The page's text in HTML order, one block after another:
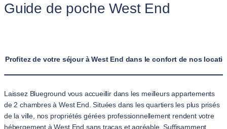
Guide de poche West End
Profitez de votre séjour à West End dans le confort de nos
Laissez Blueground vous accueillir dans les meilleurs appartements
de 2 chambres à West End. Situées dans les quartiers les plus prisés
de la ville, nos propriétés gérées professionnellement rendent votre
hébergement à West End sans tracas et agréable. Suffisamment